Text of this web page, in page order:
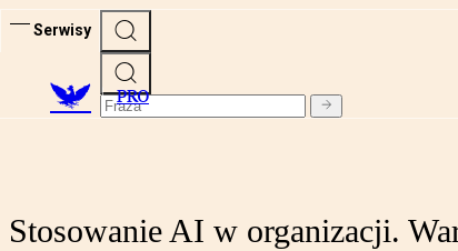
Serwisy
PRO
Stosowanie AI w organizacji.